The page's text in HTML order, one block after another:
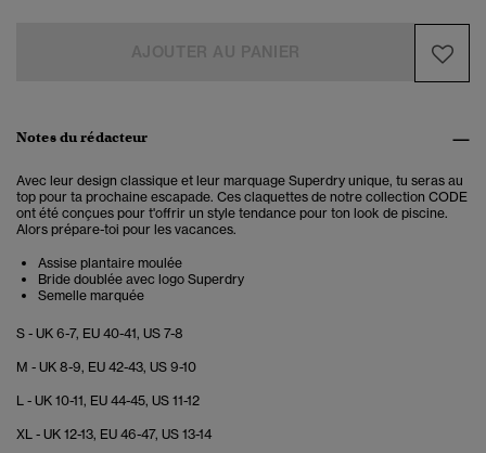
Notes du rédacteur
Avec leur design classique et leur marquage Superdry unique, tu seras au
top pour ta prochaine escapade. Ces claquettes de notre collection CODE
ont été conçues pour t'offrir un style tendance pour ton look de piscine.
Alors prépare-toi pour les vacances.
Assise plantaire moulée
Bride doublée avec logo Superdry
Semelle marquée
S - UK 6-7, EU 40-41, US 7-8
M - UK 8-9, EU 42-43, US 9-10
L - UK 10-11, EU 44-45, US 11-12
XL - UK 12-13, EU 46-47, US 13-14